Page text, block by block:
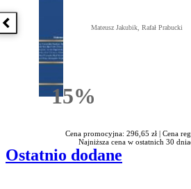
Poprzednia książka
15%Rabatu
Mateusz Jakubik, Rafał Prabucki
Cena promocyjna: 296,65 zł | Cena
Najniższa cena w ostatnich 30
Ostatnio dodane